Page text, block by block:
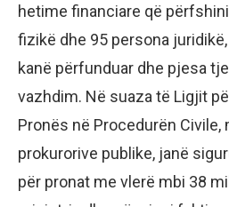
hetime financiare që
fizikë dhe 95 persona
kanë përfunduar dhe pjesa
vazhdim. Në suaza të Ligjit
Pronës në Procedurën Civile,
prokurorive publike, janë
për pronat me vlerë mbi 38